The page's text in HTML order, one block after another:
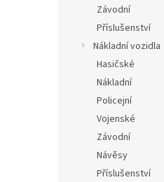
Závodní
Příslušenství
Nákladní vozidla
Hasičské
Nákladní
Policejní
Vojenské
Závodní
Návěsy
Příslušenství